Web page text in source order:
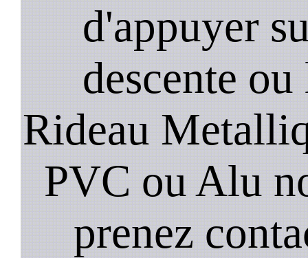
d'appuyer
descente
Rideau
PVC ou Alu
prenez